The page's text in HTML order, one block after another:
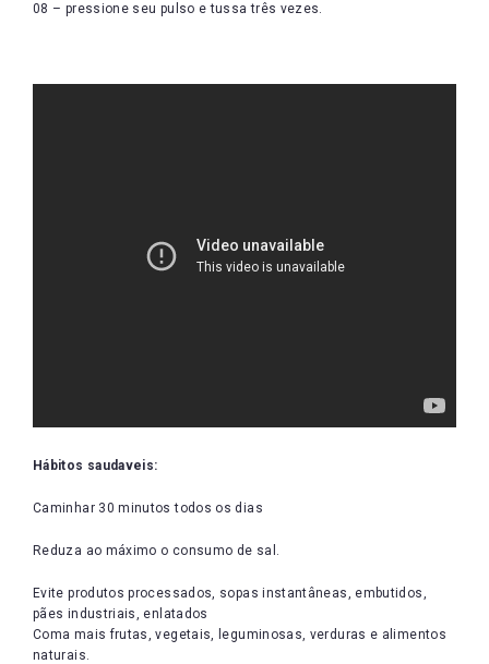
08 – pressione seu pulso e tussa três vezes.
Hábitos saudaveis:
Caminhar 30 minutos todos os dias
Reduza ao máximo o consumo de sal.
Evite produtos processados, sopas instantâneas, embutidos,
pães industriais, enlatados
Coma mais frutas, vegetais, leguminosas, verduras e alimentos
naturais.